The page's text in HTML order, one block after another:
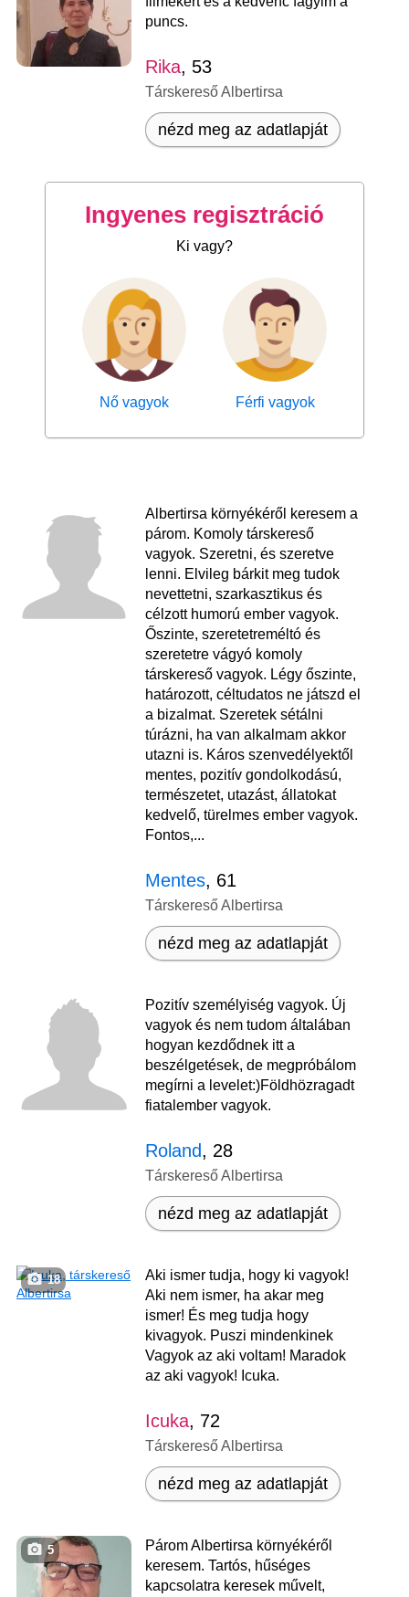
puncs.
Rika, 53
Társkereső Albertirsa
nézd meg az adatlapját
Ingyenes regisztráció
Ki vagy?
Nő vagyok Férfi vagyok
Albertirsa környékéről keresem a
párom. Komoly társkereső
vagyok. Szeretni, és szeretve
lenni. Elvileg bárkit meg tudok
nevettetni, szarkasztikus és
célzott humorú ember vagyok.
Őszinte, szeretetreméltó és
szeretetre vágyó komoly
társkereső vagyok. Légy őszinte,
határozott, céltudatos ne játszd el
a bizalmat. Szeretek sétálni
túrázni, ha van alkalmam akkor
utazni is. Káros szenvedélyektől
mentes, pozitív gondolkodású,
természetet, utazást, állatokat
kedvelő, türelmes ember vagyok.
Fontos,...
Mentes, 61
Társkereső Albertirsa
nézd meg az adatlapját
Pozitív személyiség vagyok. Új
vagyok és nem tudom általában
hogyan kezdődnek itt a
beszélgetések, de megpróbálom
megírni a levelet:)Földhözragadt
fiatalember vagyok.
Roland, 28
Társkereső Albertirsa
nézd meg az adatlapját
18
Aki ismer tudja, hogy ki vagyok!
Aki nem ismer, ha akar meg
ismer! És meg tudja hogy
kivagyok. Puszi mindenkinek
Vagyok az aki voltam! Maradok
az aki vagyok! Icuka.
Icuka, 72
Társkereső Albertirsa
nézd meg az adatlapját
5
Párom Albertirsa környékéről
keresem. Tartós, hűséges
kapcsolatra keresek művelt,